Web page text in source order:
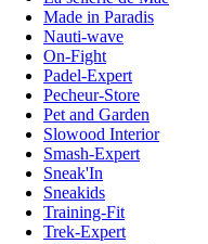
Made in Paradis
Nauti-wave
On-Fight
Padel-Expert
Pecheur-Store
Pet and Garden
Slowood Interior
Smash-Expert
Sneak'In
Sneakids
Training-Fit
Trek-Expert